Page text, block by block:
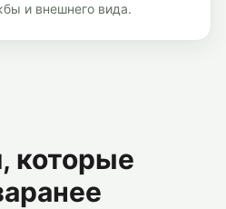
и внешнего вида.
которые